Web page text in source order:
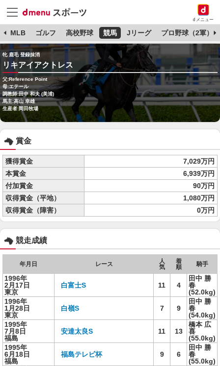
dメニュー
MLB ゴルフ 高校野球 競馬 Jリーグ プロ野球（2軍）
牝 鹿毛 登録抹消
リキアイアクトレス
父:Reference Point
母:エテール
調教師:田中 和夫 (美浦)
馬主:高山 幸雄
生産者:岡田牧場
賞金
獲得賞金
7,029万円
本賞金
6,939万円
付加賞金
90万円
収得賞金（平地）
1,080万円
収得賞金（障害）
0万円
競走成績
年月日 レース
人
気
着
順
騎手
1996年
2月17日
東京
白富士S 11 4
田中 勝
春
(52.0kg)
1996年
1月28日
東京
白嶺S 7 9
田中 勝
春
(54.0kg)
1995年
7月8日
福島
安達太良S 11 13
橋本 広
喜
(55.0kg)
1995年
6月18日
福島
福島テレビ杯 9 6
田中 勝
春
(55.0kg)